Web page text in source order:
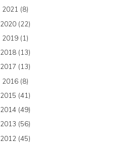
2021 (8)
2020 (22)
2019 (1)
2018 (13)
2017 (13)
2016 (8)
2015 (41)
2014 (49)
2013 (56)
2012 (45)